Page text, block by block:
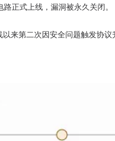
正式上线，漏洞被永久关闭。
来第二次因安全问题触发协